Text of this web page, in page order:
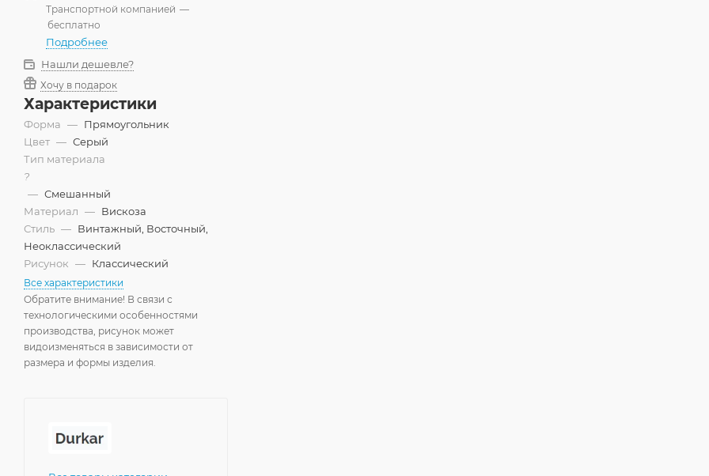
Транспортной компанией —
бесплатно
Подробнее
Нашли дешевле?
Хочу в подарок
Характеристики
Форма — Прямоугольник
Цвет — Серый
Тип материала
?
— Смешанный
Материал — Вискоза
Стиль — Винтажный, Восточный,
Неоклассический
Рисунок — Классический
Все характеристики
Обратите внимание! В связи с
технологическими особенностями
производства, рисунок может
видоизменяться в зависимости от
размера и формы изделия.